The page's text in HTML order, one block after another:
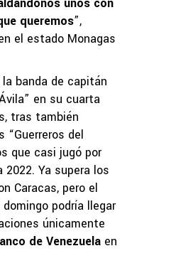
queremos”,
el estado Monagas
banda de capitán
en su cuarta
tras también
“Guerreros del
que casi jugó por
2022. Ya supera los
Caracas, pero el
podría llegar
únicamente
de Venezuela en